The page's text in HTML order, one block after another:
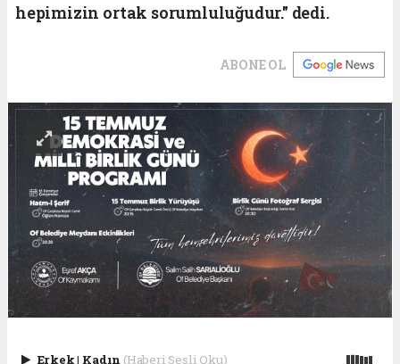
hepimizin ortak sorumluluğudur." dedi.
ABONE OL
Erkek| Kadın (Haberi Sesli Oku)